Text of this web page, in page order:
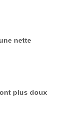
nette
plus doux